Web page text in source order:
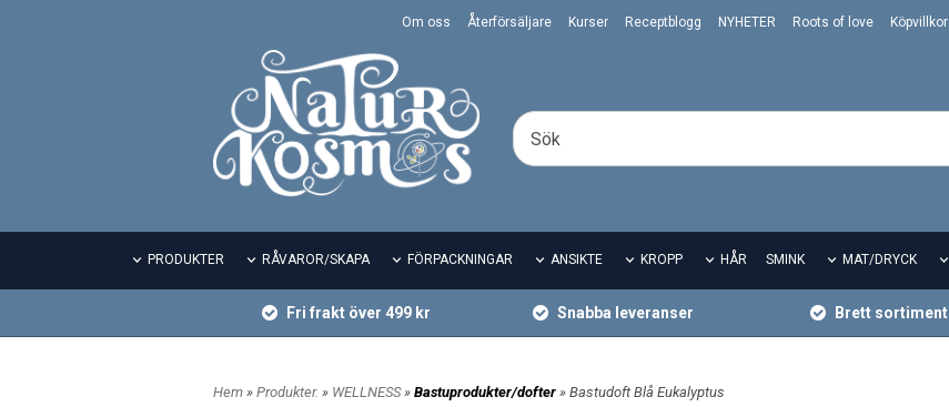
Om oss Återförsäljare Kurser Receptblogg NYHETER Roots of love Köpvillkor
PRODUKTER RÅVAROR/SKAPA FÖRPACKNINGAR ANSIKTE KROPP HÅR SMINK MAT/DRYCK
Fri frakt över 499 kr Snabba leveranser Brett sortiment
Hem » Produkter. » WELLNESS» Bastuprodukter/dofter » Bastudoft Blå Eukalyptus